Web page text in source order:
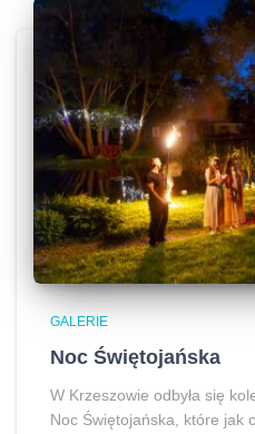
GALERIE
Noc Świętojańska
W Krzeszowie odbyła się
Noc Świętojańska, które jak